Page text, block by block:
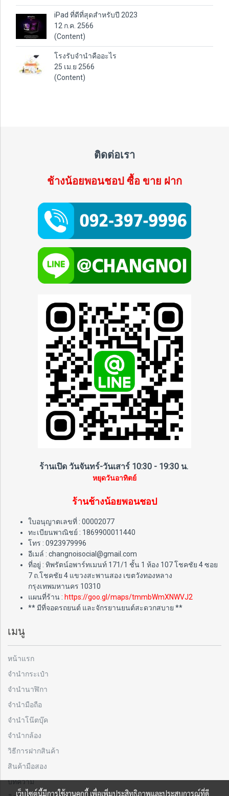
iPad ที่ดีที่สุดสำหรับปี 2023
12 ก.ค. 2566
(Content)
โรงรับจำนำคืออะไร
25 เม.ย 2566
(Content)
ติดต่อเรา
ช้างน้อยพอนชอป ซื้อ ขาย ฝาก
ร้านเปิด วันจันทร์-วันเสาร์ 10:30 - 19:30 น.
หยุดวันอาทิตย์
ร้านช้างน้อยพอนชอป
ใบอนุญาตเลขที่ : 00002077
ทะเบียนพาณิชย์ : 1869900011440
โทร : 0923979996
อีเมล์ : changnoisocial@gmail.com
ที่อยู่ : ทิพรัตน์อพาร์ทเมนท์ 171/1 ชั้น 1 ห้อง 107 โชคชัย 4 ซอย
7 ถ.โชคชัย 4 แขวงสะพานสอง เขตวังทองหลาง
กรุงเทพมหานคร 10310
แผนที่ร้าน : https://goo.gl/maps/tmmbWmXNWVJ2
** มีที่จอดรถยนต์ และจักรยานยนต์สะดวกสบาย **
เมนู
หน้าแรก
จำนำกระเป๋า
จำนำนาฬิกา
จำนำมือถือ
จำนำโน๊ตบุ๊ค
จำนำกล้อง
วิธีการฝากสินค้า
สินค้ามือสอง
บทความ
เว็บไซต์นี้มีการใช้งานคุกกี้ เพื่อเพิ่มประสิทธิภาพและประสบการณ์ที่ดี